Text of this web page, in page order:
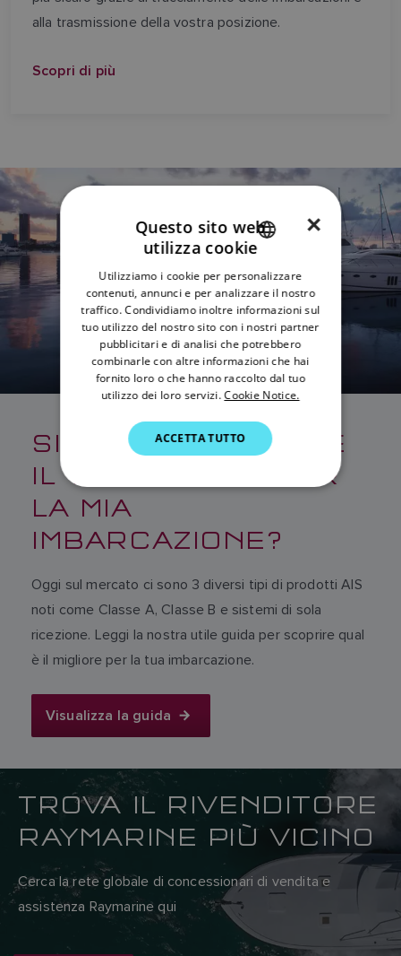
alla trasmissione della vostra posizione.
Scopri di più
SISTEMI AIS: QUAL È
IL TIPO GIUSTO PER
LA MIA
IMBARCAZIONE?
Oggi sul mercato ci sono 3 diversi tipi di prodotti AIS
noti come Classe A, Classe B e sistemi di sola
ricezione. Leggi la nostra utile guida per scoprire qual
è il migliore per la tua imbarcazione.
Visualizza la guida
TROVA IL RIVENDITORE
RAYMARINE PIÙ VICINO
Cerca la rete globale di concessionari di vendita e
assistenza Raymarine qui
ENGLISH
FRENCH
DANISH
ITALIAN
SWEDISH
DUTCH
×
Questo sito web
utilizza cookie
Utilizziamo i cookie per personalizzare
contenuti, annunci e per analizzare il nostro
traffico. Condividiamo inoltre informazioni sul
tuo utilizzo del nostro sito con i nostri partner
pubblicitari e di analisi che potrebbero
combinarle con altre informazioni che hai
fornito loro o che hanno raccolto dal tuo
utilizzo dei loro servizi. Cookie Notice.
ACCETTA TUTTO